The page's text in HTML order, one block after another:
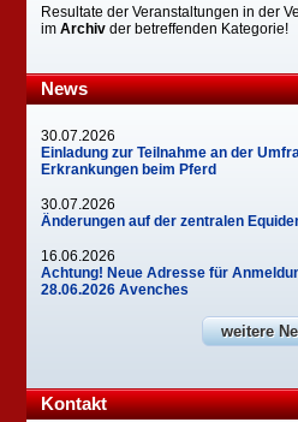
Resultate der Veranstaltungen in der
imArchiv der betreffenden Kategorie!
News
30.07.2026
Einladung zur Teilnahme an der
Erkrankungen beim Pferd
30.07.2026
Änderungen auf der zentralen
16.06.2026
Achtung! Neue Adresse für
28.06.2026 Avenches
weitere
Kontakt